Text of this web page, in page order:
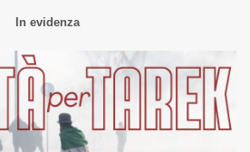
In evidenza